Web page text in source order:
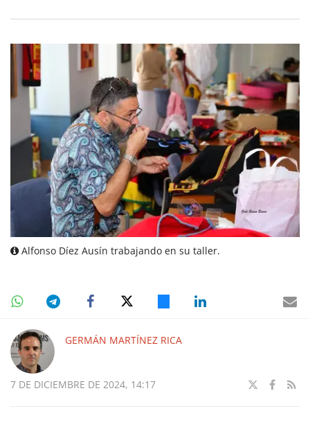
Alfonso Díez Ausín trabajando en su taller.
GERMÁN MARTÍNEZ RICA
7 DE DICIEMBRE DE 2024, 14:17